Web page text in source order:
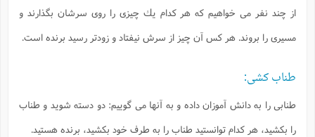
از چند نفر مى خواهيم كه هر كدام يك چيزى را روى سرشان بگذارند و
مسيرى را بروند. هر كس آن چيز از سرش نيفتاد و زودتر رسيد برنده است.
طناب كشى:
طنابى را به دانش آموزان داده و به آنها مى گوييم: دو دسته شويد و طناب
را بكشيد، هر كدام توانستيد طناب را به طرف خود بكشيد، برنده هستيد.